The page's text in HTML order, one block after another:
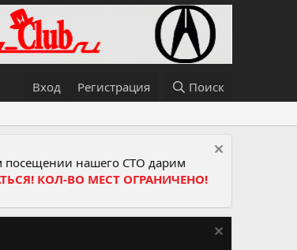
Вход Регистрация Поиск
посещении нашего СТО дарим
КОЛ-ВО МЕСТ ОГРАНИЧЕНО!